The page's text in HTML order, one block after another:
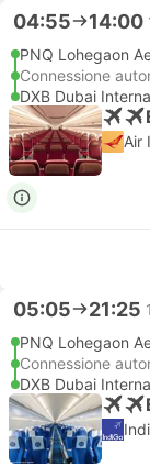
04:55 14:00
PNQ Lohegaon
Connessione
DXB Dubai
Air
05:05 21:25
PNQ Lohegaon
Connessione
DXB Dubai